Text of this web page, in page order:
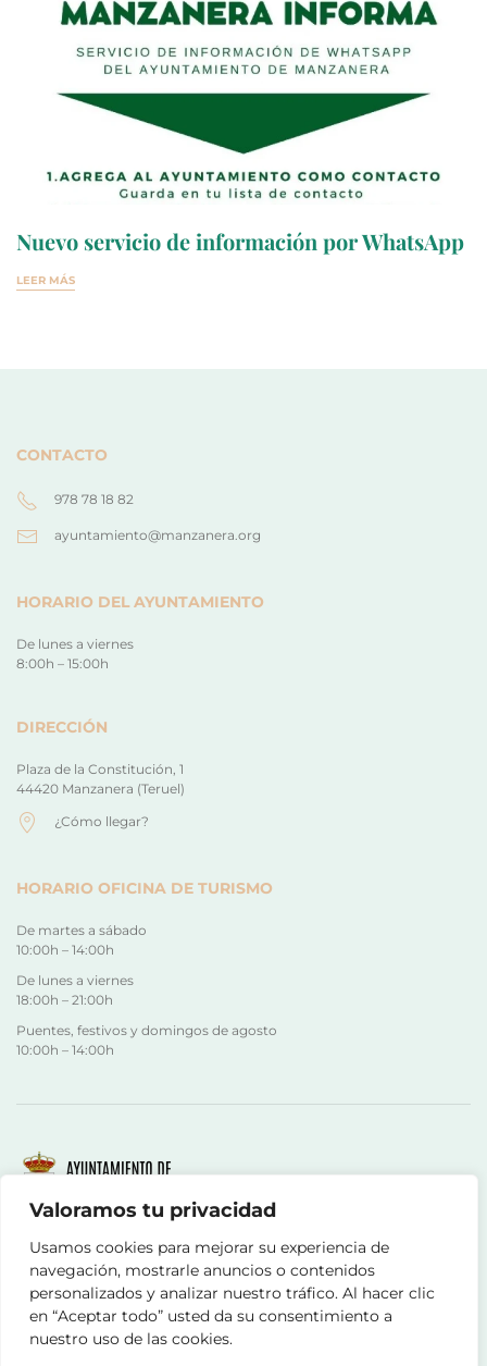
Valoramos tu privacidad
Usamos cookies para mejorar su experiencia de
navegación, mostrarle anuncios o contenidos
personalizados y analizar nuestro tráfico. Al hacer clic
en “Aceptar todo” usted da su consentimiento a
nuestro uso de las cookies.
Nuevo servicio de información por WhatsApp
LEER MÁS
CONTACTO
978 78 18 82
ayuntamiento@manzanera.org
HORARIO DEL AYUNTAMIENTO
De lunes a viernes
8:00h – 15:00h
DIRECCIÓN
Plaza de la Constitución, 1
44420 Manzanera (Teruel)
¿Cómo llegar?
HORARIO OFICINA DE TURISMO
De martes a sábado
10:00h – 14:00h
De lunes a viernes
18:00h – 21:00h
Puentes, festivos y domingos de agosto
10:00h – 14:00h
©COPYRIGHT - HTML5 Y CSS3
DISEÑO WEB TERUEL DATO360
AVISO LEGAL POLÍTICA DE PRIVACIDAD